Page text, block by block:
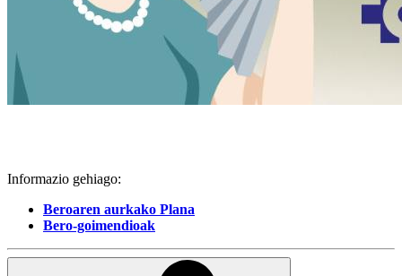
Informazio gehiago:
Beroaren aurkako Plana
Bero-goimendioak